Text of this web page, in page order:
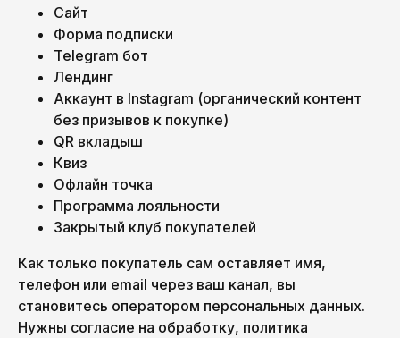
Сайт
Форма подписки
Telegram бот
Лендинг
Аккаунт в Instagram (органический контент
без призывов к покупке)
QR вкладыш
Квиз
Офлайн точка
Программа лояльности
Закрытый клуб покупателей
Как только покупатель сам оставляет имя,
телефон или email через ваш канал, вы
становитесь оператором персональных данных.
Нужны согласие на обработку, политика